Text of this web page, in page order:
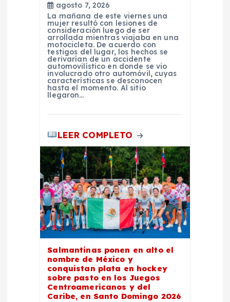
agosto 7, 2026
La mañana de este viernes una
mujer resultó con lesiones de
consideración luego de ser
arrollada mientras viajaba en una
motocicleta. De acuerdo con
testigos del lugar, los hechos se
derivarían de un accidente
automovilístico en donde se vio
involucrado otro automóvil, cuyas
características se desconocen
hasta el momento. Al sitio
llegaron…
LEER COMPLETO
Salmantinas ponen en alto el
nombre de México y
conquistan plata en hockey
sobre pasto en los Juegos
Centroamericanos y del
Caribe, en Santo Domingo 2026